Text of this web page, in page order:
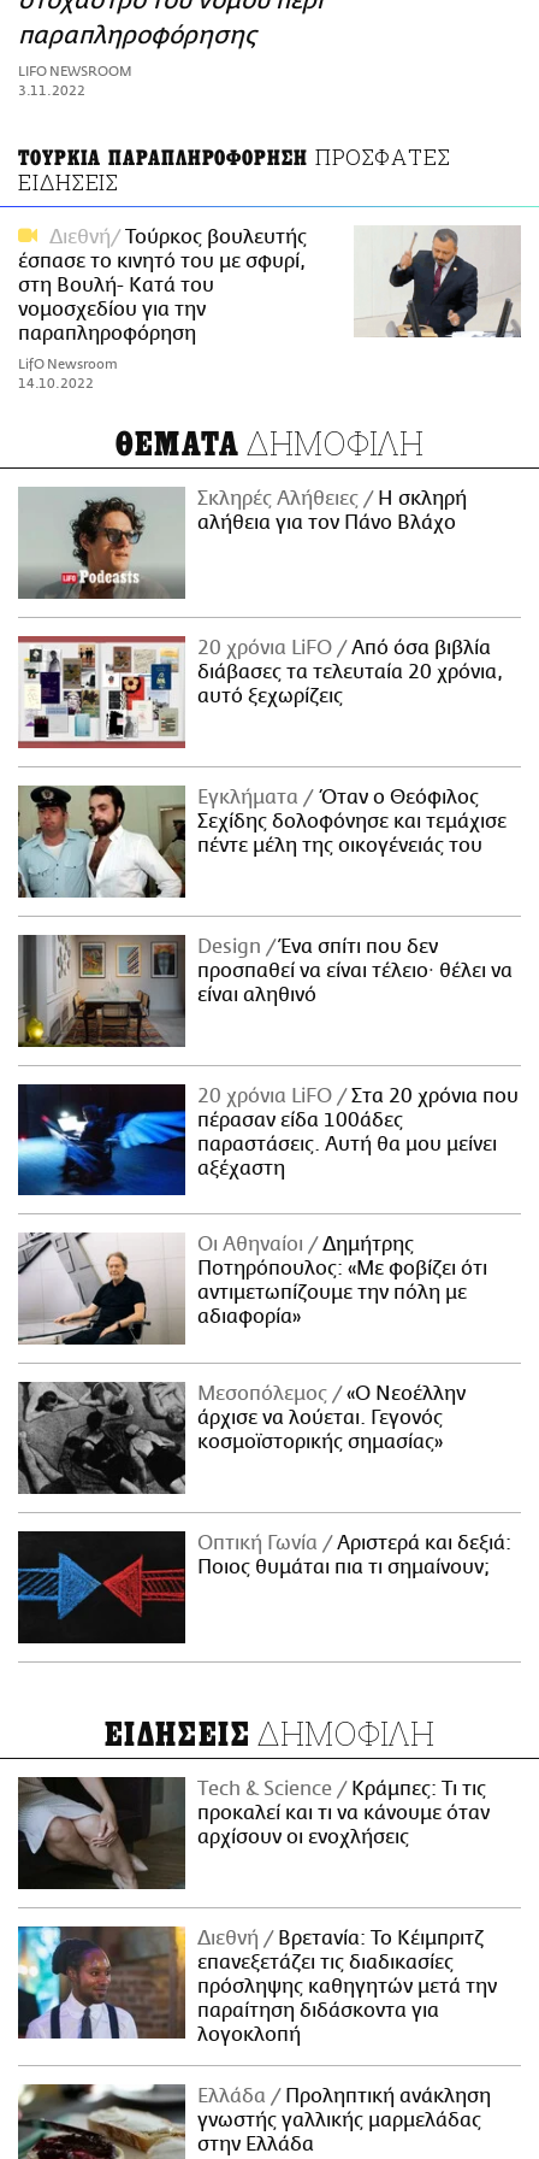
ΑΜΠΑ
PRINT
παραπληροφόρησης
LIFO NEWSROOM
3.11.2022
ΤΟΥΡΚΙΑ ΠΑΡΑΠΛΗΡΟΦΟΡΗΣΗ ΠΡΟΣΦΑΤΕΣ
ΕΙΔΗΣΕΙΣ
Διεθνή
Τούρκος βουλευτής
έσπασε το κινητό του με σφυρί,
στη Βουλή- Κατά του
νομοσχεδίου για την
παραπληροφόρηση
LifO Newsroom
14.10.2022
ΘΕΜΑΤΑ ΔΗΜΟΦΙΛΗ
Σκληρές Αλήθειες
H σκληρή
αλήθεια για τον Πάνο Βλάχο
20 χρόνια LiFO
Από όσα βιβλία
διάβασες τα τελευταία 20 χρόνια,
αυτό ξεχωρίζεις
Εγκλήματα
Όταν ο Θεόφιλος
Σεχίδης δολοφόνησε και τεμάχισε
πέντε μέλη της οικογένειάς του
Design
Ένα σπίτι που δεν
προσπαθεί να είναι τέλειο· θέλει να
είναι αληθινό
20 χρόνια LiFO
Στα 20 χρόνια που
πέρασαν είδα 100άδες
παραστάσεις. Αυτή θα μου μείνει
αξέχαστη
Οι Αθηναίοι
Δημήτρης
Ποτηρόπουλος: «Με φοβίζει ότι
αντιμετωπίζουμε την πόλη με
αδιαφορία»
Μεσοπόλεμος
«Ο Νεοέλλην
άρχισε να λούεται. Γεγονός
κοσμοϊστορικής σημασίας»
Οπτική Γωνία
Αριστερά και δεξιά:
Ποιος θυμάται πια τι σημαίνουν;
ΕΙΔΗΣΕΙΣ ΔΗΜΟΦΙΛΗ
Τech & Science
Κράμπες: Τι τις
προκαλεί και τι να κάνουμε όταν
αρχίσουν οι ενοχλήσεις
Διεθνή
Βρετανία: Το Κέιμπριτζ
επανεξετάζει τις διαδικασίες
πρόσληψης καθηγητών μετά την
παραίτηση διδάσκοντα για
λογοκλοπή
Ελλάδα
Προληπτική ανάκληση
γνωστής γαλλικής μαρμελάδας
στην Ελλάδα